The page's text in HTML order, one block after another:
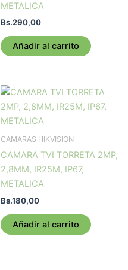
METALICA
Bs.290,00
Añadir al carrito
CAMARAS HIKVISION
CAMARA TVI TORRETA 2MP,
2,8MM, IR25M, IP67,
METALICA
Bs.180,00
Añadir al carrito